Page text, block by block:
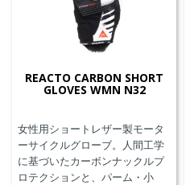
REACTO CARBON SHORT
GLOVES WMN N32
女性用ショートレザー製モータ
ーサイクルグローブ。人間工学
に基づいたカーボンナックルプ
ロテクションと、パーム・小